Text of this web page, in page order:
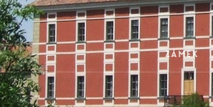
Zámek